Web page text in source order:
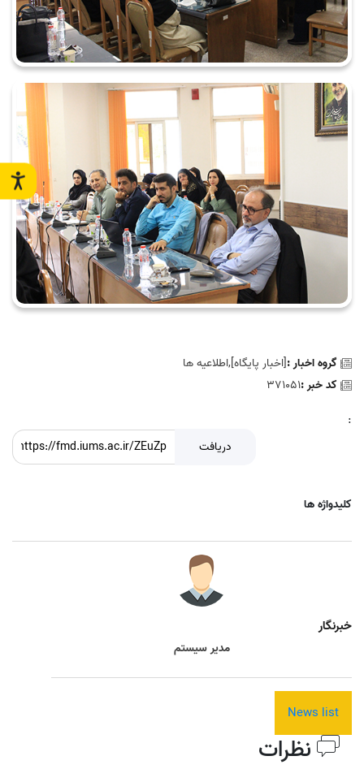
گروه اخبار :[اخبار پايگاه],اطلاعيه ها
کد خبر :371051
:
دریافت
کلیدواژه ها
خبرنگار
مدیر سیستم
News list
نظرات